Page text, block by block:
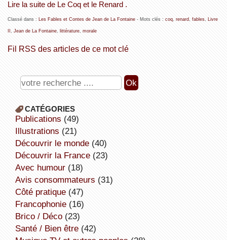
Lire la suite de Le Coq et le Renard .
Classé dans : Les Fables et Contes de Jean de La Fontaine- Mots clés : coq, renard fables, Livre
Jean de La Fontaine, littérature, morale
Fil RSS des articles de ce mot clé
CATÉGORIES
publications (49)
illustrations (21)
découvrir le monde(40)
découvrir la France(23)
avec humour(18)
avis consommateurs (31)
côté pratique(47)
Francophonie(16)
Brico / Déco(23)
Santé / Bien être(42)